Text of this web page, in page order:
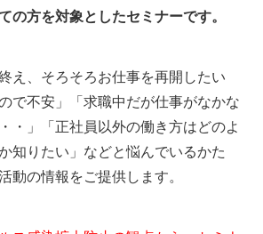
の方を対象としたセミナーです。
え、そろそろお仕事を再開したい
で不安」「求職中だが仕事がなかな
・」「正社員以外の働き方はどのよ
知りたい」などと悩んでいるかた
動の情報をご提供します。